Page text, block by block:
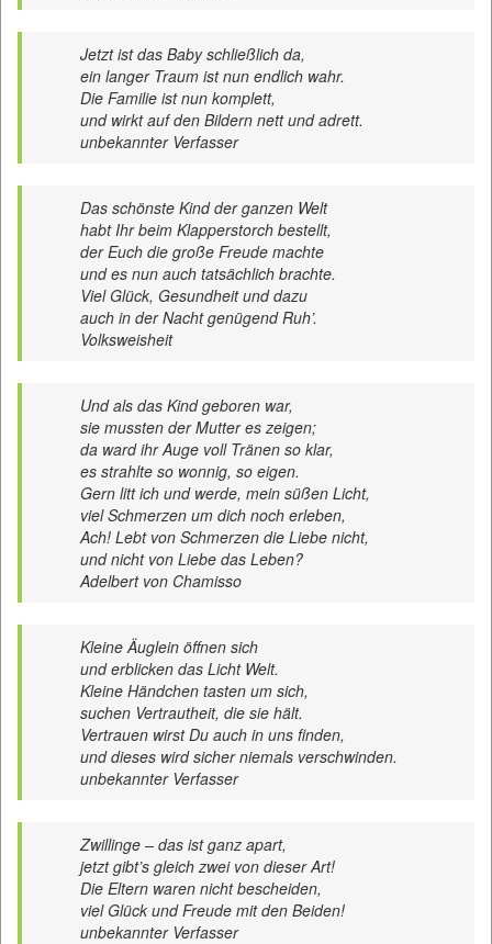
Jetzt ist das Baby schließlich da,
ein langer Traum ist nun endlich wahr.
Die Familie ist nun komplett,
und wirkt auf den Bildern nett und adrett.
unbekannter Verfasser
Das schönste Kind der ganzen Welt
habt Ihr beim Klapperstorch bestellt,
der Euch die große Freude machte
und es nun auch tatsächlich brachte.
Viel Glück, Gesundheit und dazu
auch in der Nacht genügend Ruh’.
Volksweisheit
Und als das Kind geboren war,
sie mussten der Mutter es zeigen;
da ward ihr Auge voll Tränen so klar,
es strahlte so wonnig, so eigen.
Gern litt ich und werde, mein süßen Licht,
viel Schmerzen um dich noch erleben,
Ach! Lebt von Schmerzen die Liebe nicht,
und nicht von Liebe das Leben?
Adelbert von Chamisso
Kleine Äuglein öffnen sich
und erblicken das Licht Welt.
Kleine Händchen tasten um sich,
suchen Vertrautheit, die sie hält.
Vertrauen wirst Du auch in uns finden,
und dieses wird sicher niemals verschwinden.
unbekannter Verfasser
Zwillinge – das ist ganz apart,
jetzt gibt’s gleich zwei von dieser Art!
Die Eltern waren nicht bescheiden,
viel Glück und Freude mit den Beiden!
unbekannter Verfasser